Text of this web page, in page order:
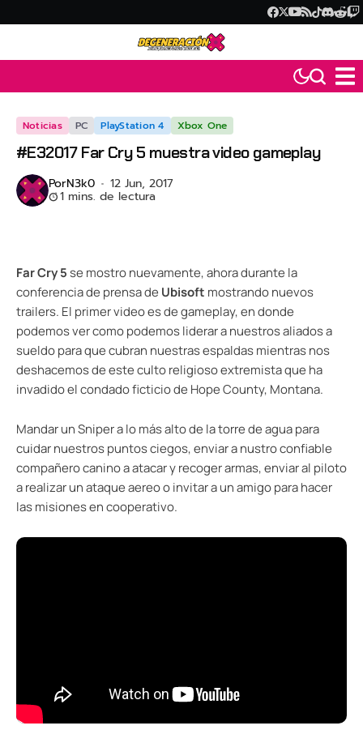
Noticias PC PlayStation 4 Xbox One
#E32017 Far Cry 5 muestra video gameplay
PorN3k0 12 Jun, 2017
1 mins. de lectura
Far Cry 5se mostro nuevamente, ahora durante la
conferencia de prensa de Ubisoft mostrando nuevos
trailers. El primer video es de gameplay, en donde
podemos ver como podemos liderar a nuestros aliados a
sueldo para que cubran nuestras espaldas mientras nos
deshacemos de este culto religioso extremista que ha
invadido el condado ficticio de Hope County, Montana.
Mandar un Sniper a lo más alto de la torre de agua para
cuidar nuestros puntos ciegos, enviar a nustro confiable
compañero canino a atacar y recoger armas, enviar al piloto
a realizar un ataque aereo o invitar a un amigo para hacer
las misiones en cooperativo.